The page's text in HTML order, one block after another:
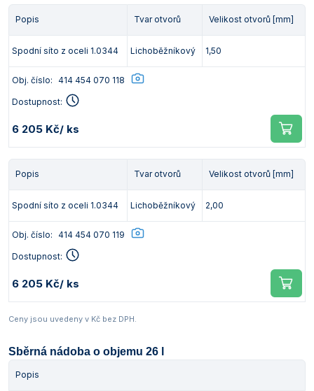
Popis Tvar otvorů Velikost otvorů [mm]
Spodní síto z oceli 1.0344 Lichoběžníkový 1,50
Obj. číslo: 414 454 070 118
Dostupnost:
6 205 Kč/ ks
Popis Tvar otvorů Velikost otvorů [mm]
Spodní síto z oceli 1.0344 Lichoběžníkový 2,00
Obj. číslo: 414 454 070 119
Dostupnost:
6 205 Kč/ ks
Ceny jsou uvedeny v Kč bez DPH.
Sběrná nádoba o objemu 26 l
Popis